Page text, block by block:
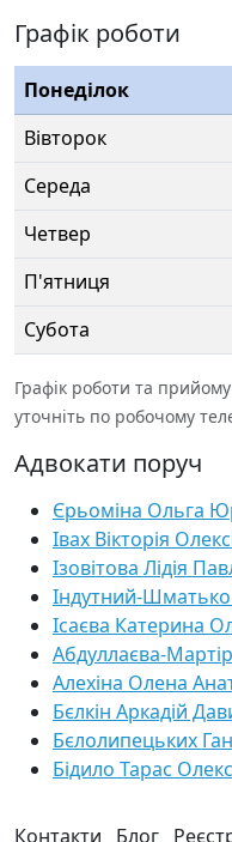
Графік роботи
Понеділок
Вівторок
Середа
Четвер
П'ятниця
Субота
Графік роботи та
уточніть по робочому
Адвокати поруч
Єрьоміна Ольга
Івах Вікторія
Ізовітова Лідія
Індутний-
Ісаєва Катерина
Абдуллаєва-
Алехіна Олена
Бєлкін Аркадій
Бєлолипецьких
Бідило Тарас
Контакти Блог